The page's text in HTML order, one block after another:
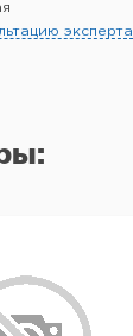
эксперта